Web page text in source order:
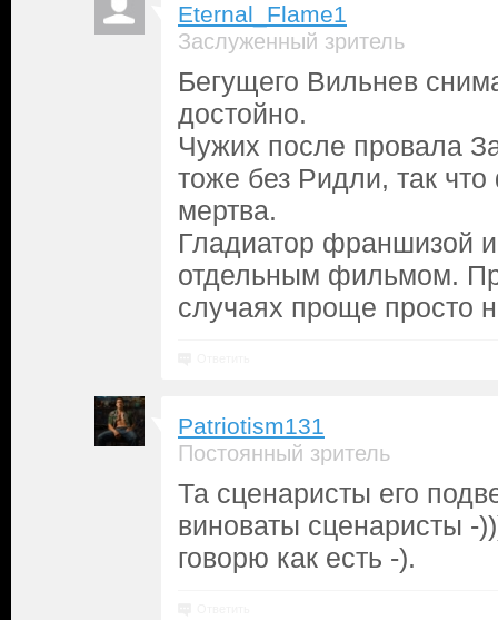
Eternal_Flame1
Заслуженный зритель
Бегущего Вильнев
достойно.
Чужих после провала
тоже без Ридли, так
мертва.
Гладиатор франшизой
отдельным фильмом.
случаях проще просто
Patriotism131
Постоянный зритель
Та сценаристы его
виноваты сценаристы -
говорю как есть -).